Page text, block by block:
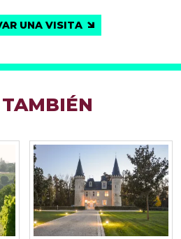
UNA VISITA